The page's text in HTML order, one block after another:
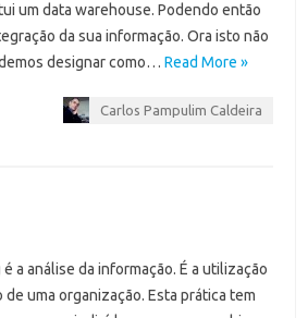
um data warehouse. Podendo então
da sua informação. Ora isto não
designar como… Read More »
Carlos Pampulim Caldeira
a análise da informação. É a utilização
uma organização. Esta prática tem